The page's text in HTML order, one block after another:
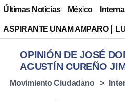
Últimas Noticias México
ASPIRANTE UNAM AMPARO
OPINIÓN DE JOSÉ
AGUSTÍN CUREÑO
Movimiento Ciudadano